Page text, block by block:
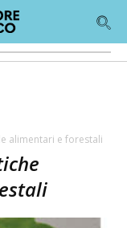
alimentari e forestali